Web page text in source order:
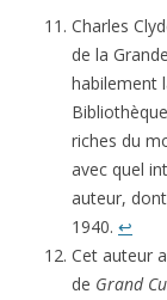
Charles
de la
habilement
riches du
avec quel
auteur,
1940. ↩
Cet auteur
de Grand